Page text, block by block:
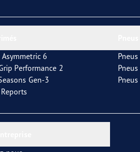
Asymmetric 6
Performance 2
Gen-3